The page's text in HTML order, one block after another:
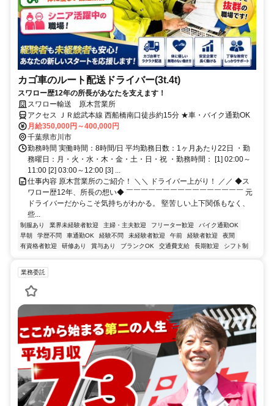
カゴ車のルート配送ドライバー(3t.4t)
スワロー歴12年の所長があなたを支えます！
スワロー輸送 原木営業所
アクセス ＪＲ総武本線 西船橋南口徒歩約15分 ★車・バイク通勤OK
月給350,000円～400,000円
千葉県市川市
勤務時間 実働時間：8時間/日 平均勤務日数：1ヶ月あたり22日 ・勤
務曜日：月・火・水・木・金・土・日・祝 ・勤務時間： [1] 02:00～
11:00 [2] 03:00～12:00 [3] ...
仕事内容 原木営業所のご紹介！ ＼＼ ドライバー上がり！ ／／ ◆ス
ワロー歴12年、所長の想い◆ ￣￣￣￣￣￣￣￣￣￣￣￣￣￣￣￣ 元
ドライバーだからこそ気持ちがわかる。 堅苦しい上下関係もなく、
些...
制服あり 業界未経験者歓迎 主婦・主夫歓迎 フリーター歓迎
バイク通勤OK
早朝
学歴不問 車通勤OK 経験不問 未経験者歓迎 午前 経験者歓迎
夜間
有資格者歓迎
研修あり 賞与あり ブランクOK 交通費支給 長期歓迎 シフト制
業務委託